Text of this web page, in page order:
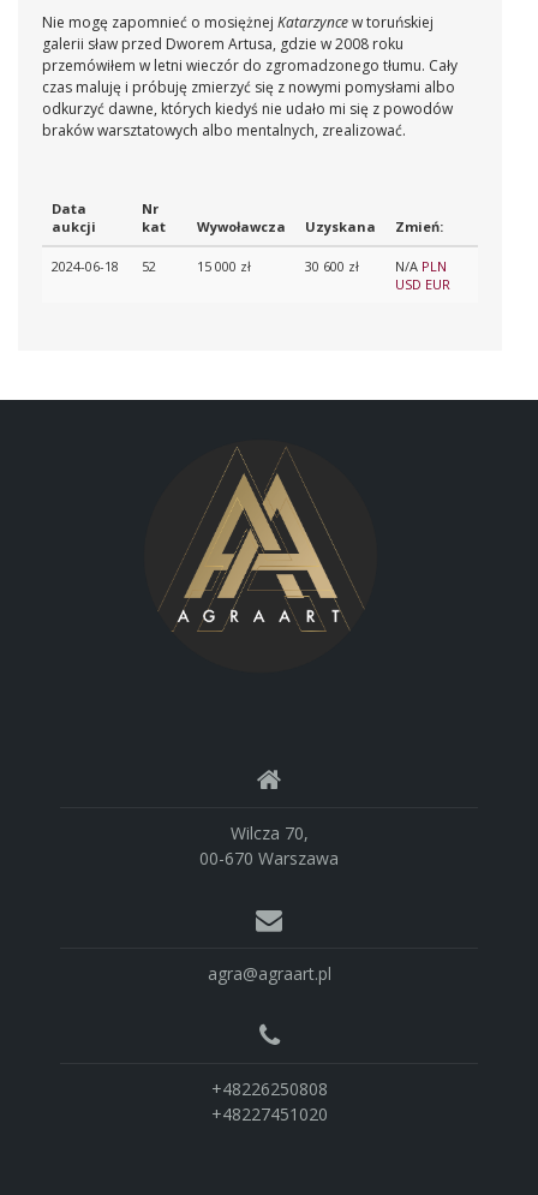
Nie mogę zapomnieć o mosiężnej Katarzyncew toruńskiej
galerii sław przed Dworem Artusa, gdzie w 2008 roku
przemówiłem w letni wieczór do zgromadzonego tłumu. Cały
czas maluję i próbuję zmierzyć się z nowymi pomysłami albo
odkurzyć dawne, których kiedyś nie udało mi się z powodów
braków warsztatowych albo mentalnych, zrealizować.
Data
aukcji
Nr
kat
Wywoławcza Uzyskana Zmień:
2024-06-18 52 15 000 zł 30 600 zł N/A PLN
USD EUR
Wilcza 70,
00-670 Warszawa
agra@agraart.pl
+48226250808
+48227451020